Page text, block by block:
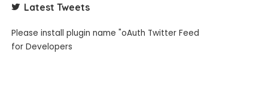
Latest Tweets
Please install plugin name "oAuth Twitter Feed
for Developers